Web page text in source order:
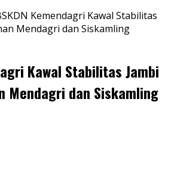
Kemendagri Kawal Stabilitas
Mendagri dan Siskamling
Kawal Stabilitas Jambi
Mendagri dan Siskamling